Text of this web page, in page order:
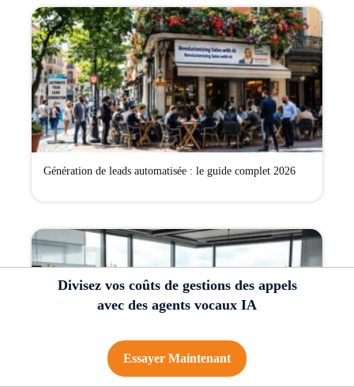
Divisez vos coûts de gestions des appels
avec des agents vocaux IA
Essayer Maintenant
Génération de leads automatisée : le guide complet 2026